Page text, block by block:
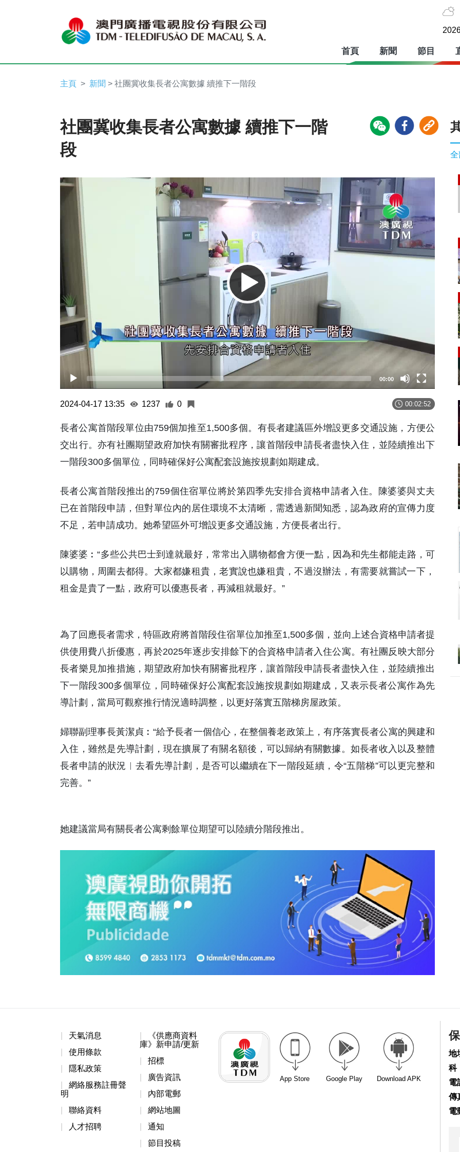
首頁 新聞 節目
主頁 新聞 > 社團冀收集長者公寓數據 續推下一階段
社團冀收集長者公寓數據 續推下一階
段
Video
Player
00:00
2024-04-17 13:35 1237 0 00:02:52
長者公寓首階段單位由759個加推至1,500多個。有長者建議區外增設更多交通設施，方便公
交出行。亦有社團期望政府加快有關審批程序，讓首階段申請長者盡快入住，並陸續推出下
一階段300多個單位，同時確保好公寓配套設施按規劃如期建成。
長者公寓首階段推出的759個住宿單位將於第四季先安排合資格申請者入住。陳婆婆與丈夫
已在首階段申請，但對單位內的居住環境不太清晰，需透過新聞知悉，認為政府的宣傳力度
不足，若申請成功。她希望區外可增設更多交通設施，方便長者出行。
陳婆婆︰“多些公共巴士到達就最好，常常出入購物都會方便一點，因為和先生都能走路，可
以購物，周圍去都得。大家都嫌租貴，老實說也嫌租貴，不過沒辦法，有需要就嘗試一下，
租金是貴了一點，政府可以優惠長者，再減租就最好。”
為了回應長者需求，特區政府將首階段住宿單位加推至1,500多個，並向上述合資格申請者提
供使用費八折優惠，再於2025年逐步安排餘下的合資格申請者入住公寓。有社團反映大部分
長者樂見加推措施，期望政府加快有關審批程序，讓首階段申請長者盡快入住，並陸續推出
下一階段300多個單位，同時確保好公寓配套設施按規劃如期建成，又表示長者公寓作為先
導計劃，當局可觀察推行情況適時調整，以更好落實五階梯房屋政策。
婦聯副理事長黃潔貞︰“給予長者一個信心，在整個養老政策上，有序落實長者公寓的興建和
入住，雖然是先導計劃，現在擴展了有關名額後，可以歸納有關數據。如長者收入以及整體
長者申請的狀況︳去看先導計劃，是否可以繼續在下一階段延續，令“五階梯”可以更完整和
完善。”
她建議當局有關長者公寓剩餘單位期望可以陸續分階段推出。
全
天氣消息
使用條款
隱私政策
網絡服務註冊聲
明
聯絡資料
人才招聘
《供應商資料
庫》新申請/更新
招標
廣告資訊
內部電郵
網站地圖
通知
節目投稿
App Store Google Play Download APK
地
科
電
傳
電